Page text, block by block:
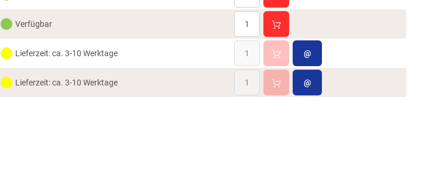
Verfügbar
Lieferzeit: ca. 3-10 Werktage @
Lieferzeit: ca. 3-10 Werktage @